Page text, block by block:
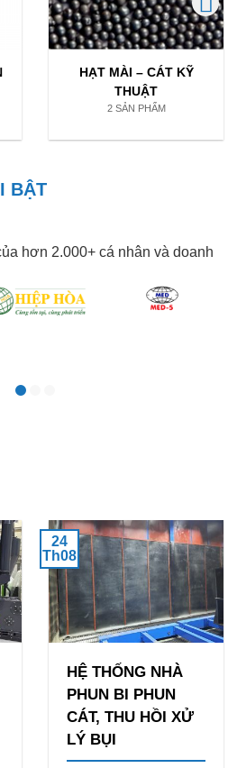
HẠT MÀI – CÁT KỸ
THUẬT
2 SẢN PHẨM
BẬT
hơn 2.000+ cá nhân và doanh
24
Th08
HỆ THỐNG NHÀ
PHUN BI PHUN
CÁT, THU HỒI XỬ
LÝ BỤI